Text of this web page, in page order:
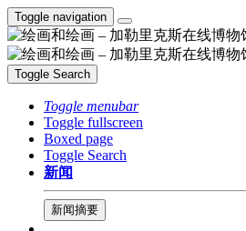
Toggle navigation
Toggle Search
Toggle menubar
Toggle fullscreen
Boxed page
Toggle Search
新闻
新闻摘要